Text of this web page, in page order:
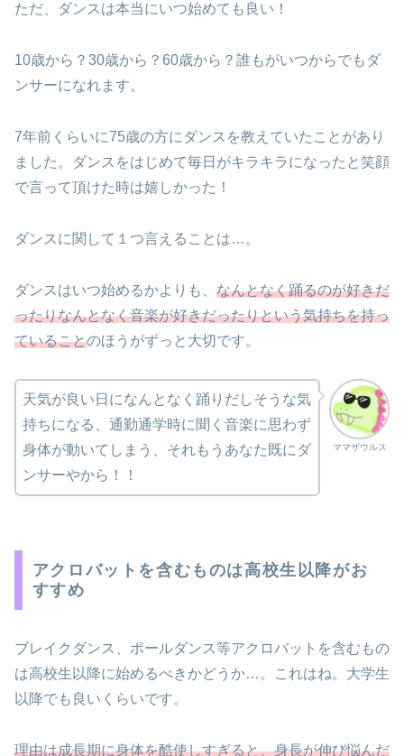
ただ、ダンスは本当にいつ始めても良い！
10歳から？30歳から？60歳から？誰もがいつからでもダ
ンサーになれます。
7年前くらいに75歳の方にダンスを教えていたことがあり
ました。ダンスをはじめて毎日がキラキラになったと笑顔
で言って頂けた時は嬉しかった！
ダンスに関して１つ言えることは…。
ダンスはいつ始めるかよりも、 なんとなく踊るのが好きだ
ったりなんとなく音楽が好きだったりという気持ちを持っ
ていることのほうがずっと大切です。
ママザウルス
天気が良い日になんとなく踊りだしそうな気
持ちになる、通勤通学時に聞く音楽に思わず
身体が動いてしまう、それもうあなた既にダ
ンサーやから！！
アクロバットを含むものは高校生以降がお
すすめ
ブレイクダンス、ポールダンス等アクロバットを含むもの
は高校生以降に始めるべきかどうか…。これはね。大学生
以降でも良いくらいです。
理由は成長期に身体を酷使しすぎると、身長が伸び悩んだ